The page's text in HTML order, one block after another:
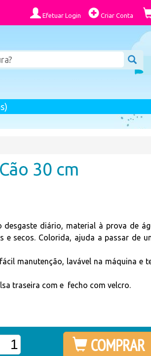
Efetuar Login Criar Conta
30 cm
diário, material à prova de
e secos. Colorida, ajuda a passar de
manutenção, lavável na máquina e
traseira com e fecho com velcro.
COMPRAR